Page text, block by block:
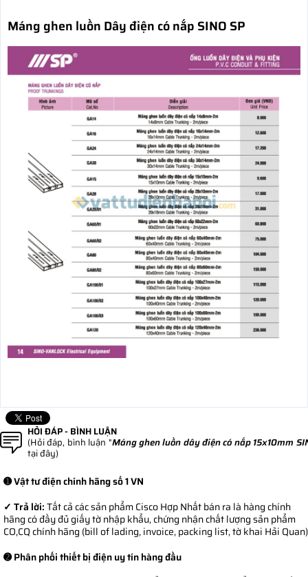
Máng ghen luồn Dây điện có nắp SINO SP
HỎI ĐÁP - BÌNH LUẬN
(Hỏi đáp, bình luận "Máng ghen luồn dây điện có nắp 15x10mm
tại đây)
➊ Vật tư điện chính hãng số 1 VN
✓ Trả lời:Tất cả các sản phẩm Cisco Hợp Nhất bán ra là hàng chính
hãng có đầy đủ giấy tờ nhập khẩu, chứng nhận chất lượng sản phẩm
CO,CQ chính hãng (bill of lading, invoice, packing list, tờ khai Hải Quan)
➋ Phân phối thiết bị điện uy tín hàng đầu